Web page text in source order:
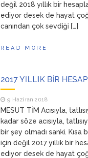
değil 2018 yıllık bir
ediyor desek de hayat
canından çok sevdiği […]
READ MORE
2017 YILLIK BİR
9 Haziran 2018
MESUT TİM Acısıyla,
kadar söze acısıyla,
bir şey olmadı sanki. Kısa
için değil 2017 yıllık bir
ediyor desek de hayat